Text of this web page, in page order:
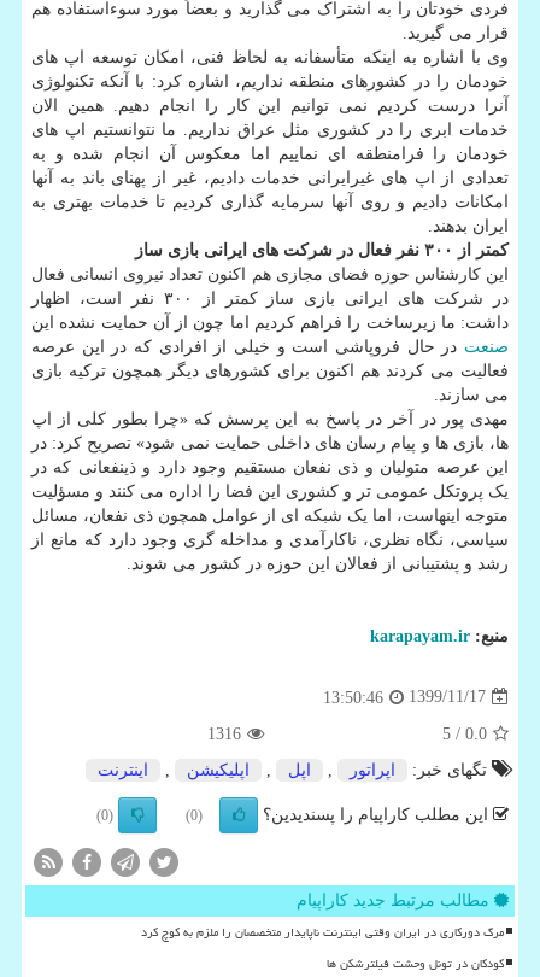
فردی خودتان را به اشتراک می گذارید و بعضاً مورد سوءاستفاده هم
قرار می گیرید.
وی با اشاره به اینکه متأسفانه به لحاظ فنی، امکان توسعه اپ های
خودمان را در کشورهای منطقه نداریم، اشاره کرد: با آنکه تکنولوژی
آنرا درست کردیم نمی توانیم این کار را انجام دهیم. همین الان
خدمات ابری را در کشوری مثل عراق نداریم. ما نتوانستیم اپ های
خودمان را فرامنطقه ای نماییم اما معکوس آن انجام شده و به
تعدادی از اپ های غیرایرانی خدمات دادیم، غیر از پهنای باند به آنها
امکانات دادیم و روی آنها سرمایه گذاری کردیم تا خدمات بهتری به
ایران بدهند.
کمتر از ۳۰۰ نفر فعال در شرکت های ایرانی بازی ساز
این کارشناس حوزه فضای مجازی هم اکنون تعداد نیروی انسانی فعال
در شرکت های ایرانی بازی ساز کمتر از ۳۰۰ نفر است، اظهار
داشت: ما زیرساخت را فراهم کردیم اما چون از آن حمایت نشده این
صنعت در حال فروپاشی است و خیلی از افرادی که در این عرصه
فعالیت می کردند هم اکنون برای کشورهای دیگر همچون ترکیه بازی
می سازند.
مهدی پور در آخر در پاسخ به این پرسش که «چرا بطور کلی از اپ
ها، بازی ها و پیام رسان های داخلی حمایت نمی شود» تصریح کرد: در
این عرصه متولیان و ذی نفعان مستقیم وجود دارد و ذینفعانی که در
یک پروتکل عمومی تر و کشوری این فضا را اداره می کنند و مسؤلیت
متوجه اینهاست، اما یک شبکه ای از عوامل همچون ذی نفعان، مسائل
سیاسی، نگاه نظری، ناکارآمدی و مداخله گری وجود دارد که مانع از
رشد و پشتیبانی از فعالان این حوزه در کشور می شوند.
منبع: karapayam.ir
1399/11/17
13:50:46
0.0
/ 5
1316
تگهای خبر:
اپراتور اپل اپلیكیشن اینترنت
این مطلب کاراپیام را پسندیدین؟ (0)
(0)
مطالب مرتبط جدید کاراپیام
مرگ دورکاری در ایران وقتی اینترنت ناپایدار متخصصان را ملزم به کوچ کرد
کودکان در تونل وحشت فیلترشکن ها